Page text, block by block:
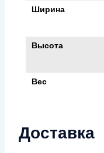
Ширина
Высота
Вес
Доставка